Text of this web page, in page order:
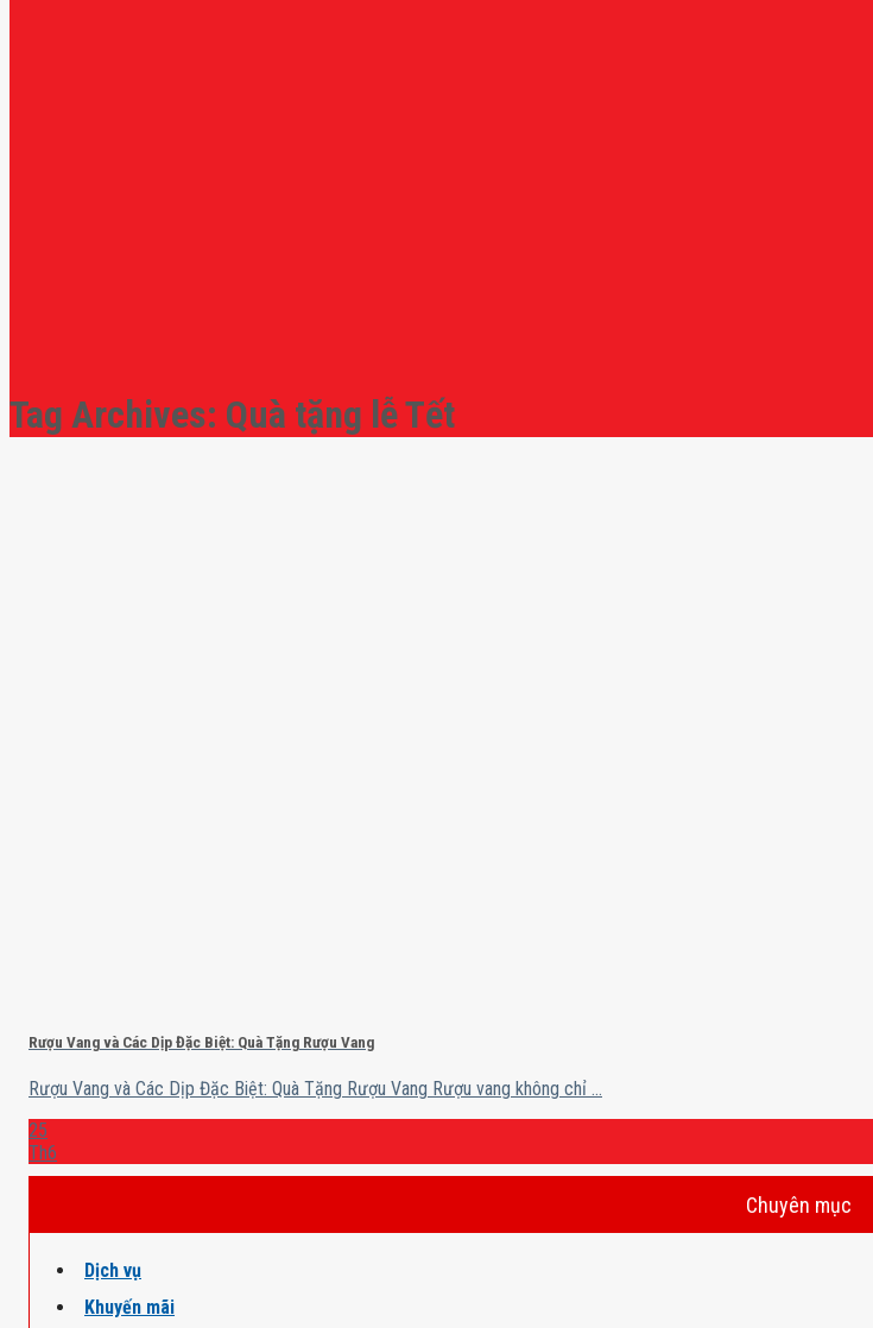
Tag Archives: Quà tặng lễ Tết
Rượu Vang và Các Dịp Đặc Biệt: Quà Tặng Rượu Vang
Rượu Vang và Các Dịp Đặc Biệt: Quà Tặng Rượu Vang Rượu vang không chỉ ...
25
Th6
Chuyên mục
Dịch vụ
Khuyến mãi